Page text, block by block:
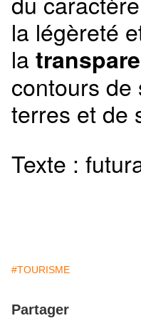
la légèreté
la
contours
terres et de
Texte :
#TOURISME
Partager